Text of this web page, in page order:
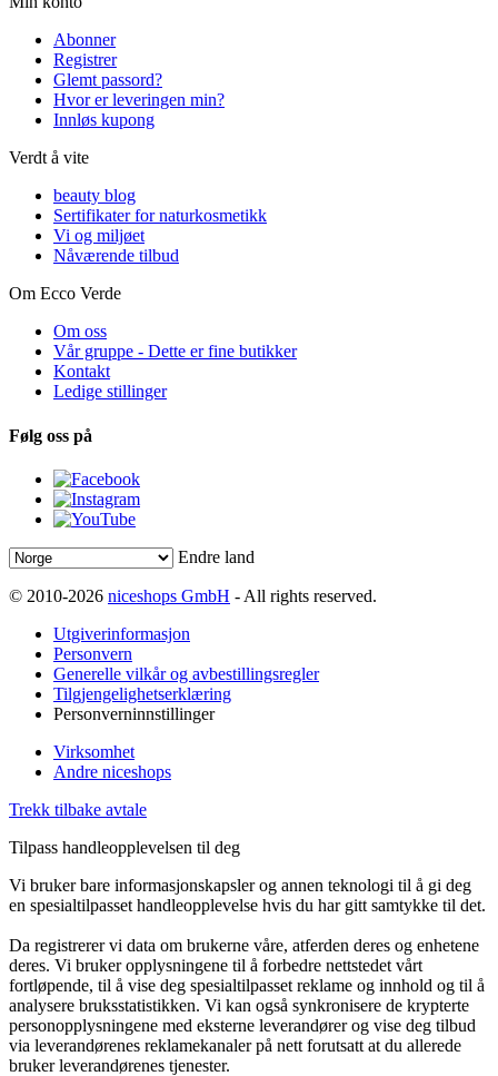
Abonner
Registrer
Glemt passord?
Hvor er leveringen min?
Innløs kupong
Verdt å vite
beauty blog
Sertifikater for naturkosmetikk
Vi og miljøet
Nåværende tilbud
Om Ecco Verde
Om oss
Vår gruppe - Dette er fine butikker
Kontakt
Ledige stillinger
Følg oss på
Endre land
© 2010-2026 niceshops GmbH - All rights reserved.
Utgiverinformasjon
Personvern
Generelle vilkår og avbestillingsregler
Tilgjengelighetserklæring
Personverninnstillinger
Virksomhet
Andre niceshops
Trekk tilbake avtale
Tilpass handleopplevelsen til deg
Vi bruker bare informasjonskapsler og annen teknologi til å gi deg
en spesialtilpasset handleopplevelse hvis du har gitt samtykke til det.
Da registrerer vi data om brukerne våre, atferden deres og enhetene
deres. Vi bruker opplysningene til å forbedre nettstedet vårt
fortløpende, til å vise deg spesialtilpasset reklame og innhold og til å
analysere bruksstatistikken. Vi kan også synkronisere de krypterte
personopplysningene med eksterne leverandører og vise deg tilbud
via leverandørenes reklamekanaler på nett forutsatt at du allerede
bruker leverandørenes tjenester.